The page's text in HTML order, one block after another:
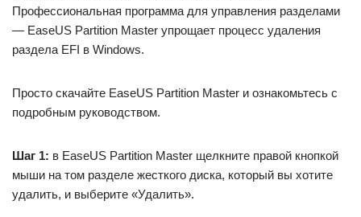
Профессиональная программа для управления разделами
— EaseUS Partition Master упрощает процесс удаления
раздела EFI в Windows.
Просто скачайте EaseUS Partition Master и ознакомьтесь с
подробным руководством.
Шаг 1: в EaseUS Partition Master щелкните правой кнопкой
мыши на том разделе жесткого диска, который вы хотите
удалить, и выберите «Удалить».